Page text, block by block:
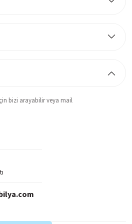
bizi arayabilir veya mail